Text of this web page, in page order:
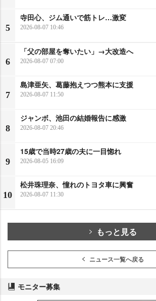
5
寺田心、ジム通いで筋トレ…激変
2026-08-07 10:46
6
「父の部屋を奪いたい」→大改造へ
2026-08-07 07:00
7
島津亜矢、葛藤抱えつつ熊本に支援
2026-08-07 11:50
8
ジャンボ、池田の結婚報告に感激
2026-08-07 20:46
9
15歳で当時27歳の夫に一目惚れ
2026-08-05 16:09
10
松井珠理奈、憧れのトヨタ車に興奮
2026-08-07 11:30
もっと見る
ニュース一覧へ戻る
モニター募集